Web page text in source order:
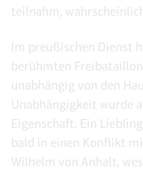
teilnahm,
Im preußischen Dienst
berühmten
unabhängig von den
Unabhängigkeit wurde
Eigenschaft. Ein
bald in einen Konflikt
Wilhelm von Anhalt,